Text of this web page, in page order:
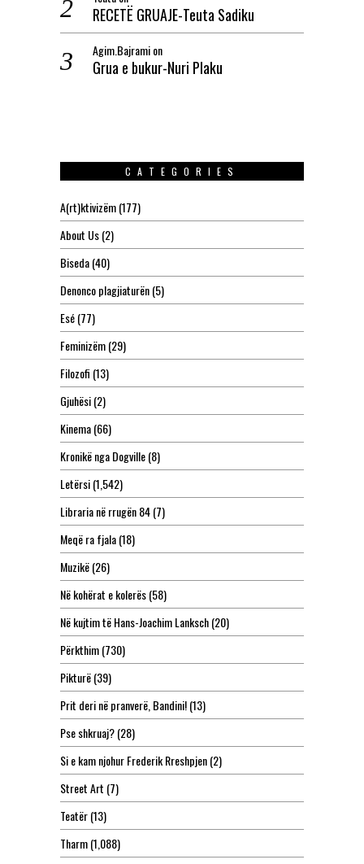
RECETË GRUAJE-Teuta Sadiku
Agim.Bajramion
Grua e bukur-Nuri Plaku
CATEGORIES
A(rt)ktivizëm(177)
About Us(2)
Biseda(40)
Denonco plagjiaturën(5)
Esé(77)
Feminizëm(29)
Filozofi (13)
Gjuhësi(2)
Kinema(66)
Kronikë nga Dogville(8)
Letërsi(1,542)
Libraria në rrugën 84(7)
Meqë ra fjala(18)
Muzikë(26)
Në kohërat e kolerës(58)
Në kujtim të Hans-Joachim Lanksch(20)
Përkthim(730)
Pikturë(39)
Prit deri në pranverë, Bandini!(13)
Pse shkruaj?(28)
Si e kam njohur Frederik Rreshpjen(2)
Street Art (7)
Teatër(13)
Tharm(1,088)